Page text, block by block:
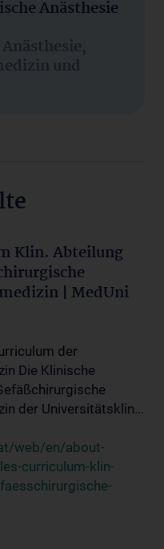
Anästhesie
und
Klin. Abteilung
| MedUni
der
Die Klinische
der Universitätsklin...
web/en/about-
curriculum-klin-